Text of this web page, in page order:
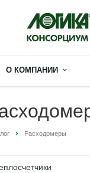
О КОМПАНИИ
Расходомеры